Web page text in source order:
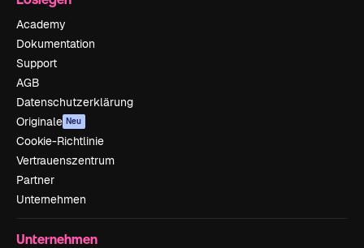
Academy
Dokumentation
Support
AGB
Datenschutzerklärung
Originale Neu
Cookie-Richtlinie
Vertrauenszentrum
Partner
Unternehmen
Unternehmen